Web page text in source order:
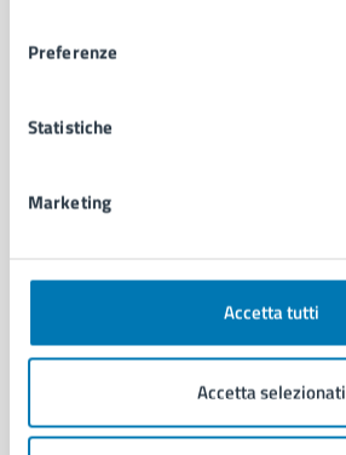
Preferenze
Statistiche
Marketing
Accetta tutti
Accetta selezionati
Ambiente
Autorizzazioni
Cultura e tempo libero
Educazione e formazione
Giustizia e sicurezza pubblica
Salute, benessere e assistenza
Vita lavorativa